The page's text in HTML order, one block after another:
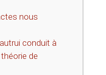
nous
conduit à
de